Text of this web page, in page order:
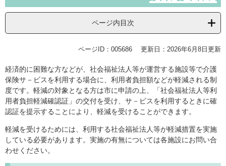
ページ内目次
ページID：005686 更新日：2026年6月8日更新
経済的に困難な方などが、社会福祉法人等が運営する施設等で介護
保険サ－ビスを利用する場合に、利用者負担額などが軽減される制
度です。軽減の対象となる方は市に申請の上、「社会福祉法人等利
用者負担軽減確認証」の交付を受け、サ－ビスを利用するときに確
認証を提示することにより、軽減を受けることができます。
軽減を受けるためには、利用する社会福祉法人等が軽減措置を実施
している必要があります。実施の有無については各施設にお問い合
わせください。